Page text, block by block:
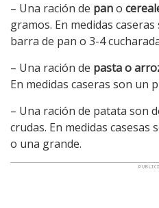
– Una ración de pano
gramos. En medidas
barra de pan o 3-4
– Una ración de pasta o
En medidas caseras son un
– Una ración de patata son
crudas. En medidas
o una grande.